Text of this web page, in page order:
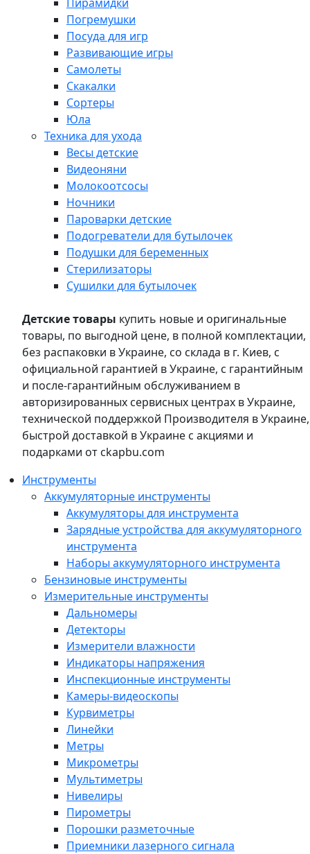
Погремушки
Посуда для игр
Развивающие игры
Самолеты
Скакалки
Сортеры
Юла
Техника для ухода
Весы детские
Видеоняни
Молокоотсосы
Ночники
Пароварки детские
Подогреватели для бутылочек
Подушки для беременных
Стерилизаторы
Сушилки для бутылочек
Детские товары купить новые и оригинальные
товары, по выгодной цене, в полной комплектации,
без распаковки в Украине, со склада в г. Киев, с
официальной гарантией в Украине, с гарантийным
и после-гарантийным обслуживанием в
авторизированных сервисных центрах в Украине,
технической поддержкой Производителя в Украине,
быстрой доставкой в Украине с акциями и
подарками от ckapbu.com
Инструменты
Аккумуляторные инструменты
Аккумуляторы для инструмента
Зарядные устройства для аккумуляторного
инструмента
Наборы аккумуляторного инструмента
Бензиновые инструменты
Измерительные инструменты
Дальномеры
Детекторы
Измерители влажности
Индикаторы напряжения
Инспекционные инструменты
Камеры-видеоскопы
Курвиметры
Линейки
Метры
Микрометры
Мультиметры
Нивелиры
Пирометры
Порошки разметочные
Приемники лазерного сигнала